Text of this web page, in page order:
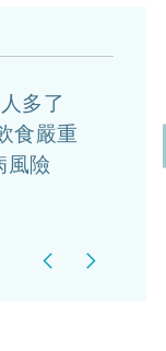
多了
食嚴重
風險
Previous